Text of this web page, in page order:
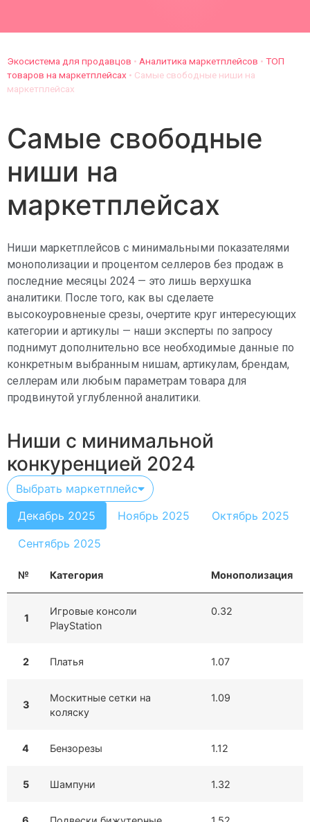
Экосистема для продавцов • Аналитика маркетплейсов • ТОП
товаров на маркетплейсах • Самые свободные ниши на
маркетплейсах
Самые свободные
ниши на
маркетплейсах
Ниши маркетплейсов с минимальными показателями
монополизации и процентом селлеров без продаж в
последние месяцы 2024 — это лишь верхушка
аналитики. После того, как вы сделаете
высокоуровненые срезы, очертите круг интересующих
категории и артикулы — наши эксперты по запросу
поднимут дополнительно все необходимые данные по
конкретным выбранным нишам, артикулам, брендам,
селлерам или любым параметрам товара для
продвинутой углубленной аналитики.
Ниши с минимальной
конкуренцией 2024
Выбрать маркетплейс
Декабрь 2025
Ноябрь 2025
Октябрь 2025
Сентябрь 2025
№ Категория Монополизация
1
Игровые консоли
PlayStation
0.32
2 Платья 1.07
3
Москитные сетки на
коляску
1.09
4 Бензорезы 1.12
5 Шампуни 1.32